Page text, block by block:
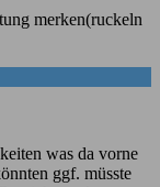
merken(ruckeln
was da vorne
ggf. müsste